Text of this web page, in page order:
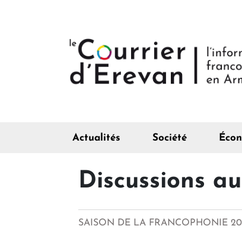
Actualités Société
Discussions
SAISON DE LA FRANCOPHONIE